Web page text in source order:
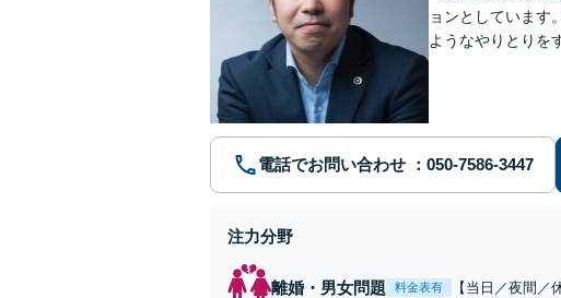
ョンとしています
ようなやりとりを
電話でお問い合わせ
注力分野
離婚・男女問題 料金表有
【当日／夜間／